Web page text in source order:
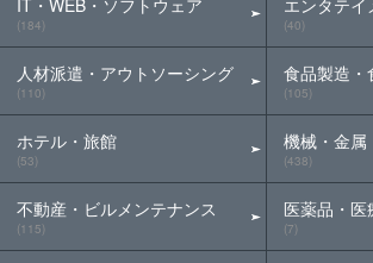
IT・WEB・ソフトウェア
(184)
人材派遣・アウトソーシング
(110)
ホテル・旅館
(53)
不動産・ビルメンテナンス
(115)
エンタテイ
(40)
食品製造・
(105)
機械・金属
(438)
医薬品・医
(7)